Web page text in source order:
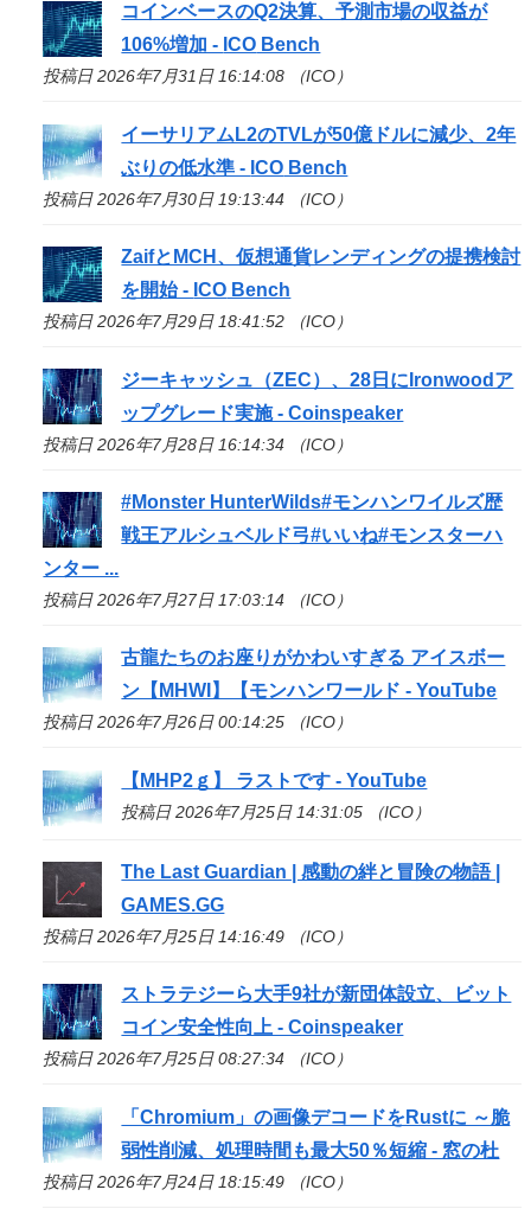
コインベースのQ2決算、予測市場の収益が
106%増加 - ICO Bench
投稿日 2026年7月31日 16:14:08 （ICO）
イーサリアムL2のTVLが50億ドルに減少、2年
ぶりの低水準 - ICO Bench
投稿日 2026年7月30日 19:13:44 （ICO）
ZaifとMCH、仮想通貨レンディングの提携検討
を開始 - ICO Bench
投稿日 2026年7月29日 18:41:52 （ICO）
ジーキャッシュ（ZEC）、28日にIronwoodア
ップグレード実施 - Coinspeaker
投稿日 2026年7月28日 16:14:34 （ICO）
#Monster HunterWilds#モンハンワイルズ歴
戦王アルシュベルド弓#いいね#モンスターハ
ンター ...
投稿日 2026年7月27日 17:03:14 （ICO）
古龍たちのお座りがかわいすぎる アイスボー
ン【MHWI】【モンハンワールド - YouTube
投稿日 2026年7月26日 00:14:25 （ICO）
【MHP2ｇ】 ラストです - YouTube
投稿日 2026年7月25日 14:31:05 （ICO）
The Last Guardian | 感動の絆と冒険の物語 |
GAMES.GG
投稿日 2026年7月25日 14:16:49 （ICO）
ストラテジーら大手9社が新団体設立、ビット
コイン安全性向上 - Coinspeaker
投稿日 2026年7月25日 08:27:34 （ICO）
「Chromium」の画像デコードをRustに ～脆
弱性削減、処理時間も最大50％短縮 - 窓の杜
投稿日 2026年7月24日 18:15:49 （ICO）